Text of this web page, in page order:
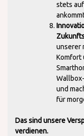
stets
unserer
Komfort
und
für
Das sind unsere
verdienen.